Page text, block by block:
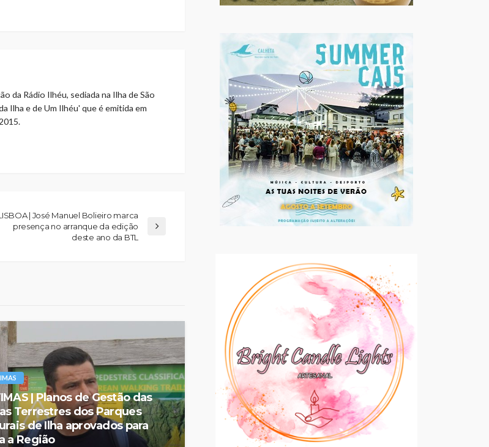
da Rádio Ilhéu, sediada na Ilha de São
Ilha e de Um Ilhéu' que é emitida em
| José Manuel Bolieiro marca
presença no arranque da edição
deste ano da BTL
| Planos de Gestão das
Terrestres dos Parques
de Ilha aprovados para
a Região